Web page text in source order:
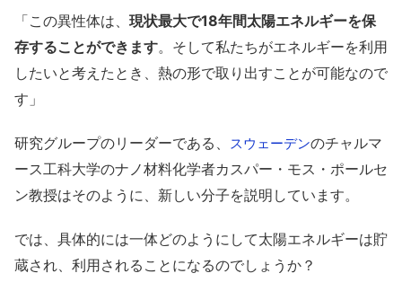
「この異性体は、 現状最大で18年間太陽エネルギーを保
存することができます。そして私たちがエネルギーを利用
したいと考えたとき、熱の形で取り出すことが可能なので
す」
研究グループのリーダーである、 スウェーデンのチャルマ
ース工科大学のナノ材料化学者カスパー・モス・ポールセ
ン教授はそのように、新しい分子を説明しています。
では、具体的には一体どのようにして太陽エネルギーは貯
蔵され、利用されることになるのでしょうか？